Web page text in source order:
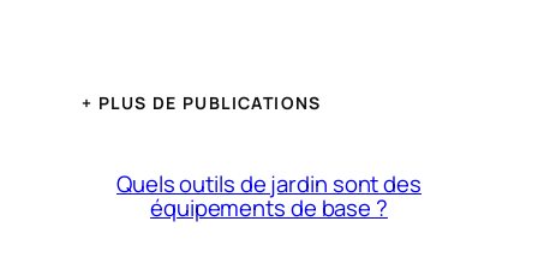
+ PLUS DE PUBLICATIONS
Quels outils de jardin sont des
équipements de base ?